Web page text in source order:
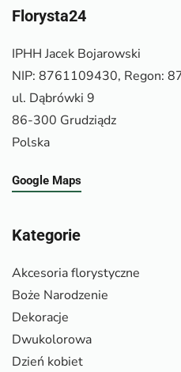
Florysta24
IPHH Jacek Bojarowski
NIP: 8761109430, Regon:
ul. Dąbrówki 9
86-300 Grudziądz
Polska
Google Maps
Kategorie
Akcesoria florystyczne
Boże Narodzenie
Dekoracje
Dwukolorowa
Dzień kobiet